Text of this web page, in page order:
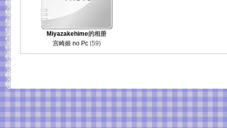
Miyazakehime的相册
宫崎姬 no Pc(59)